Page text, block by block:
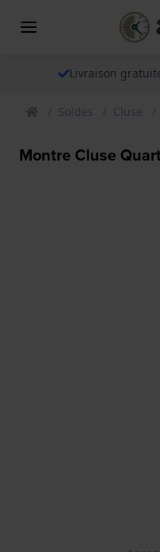
Livraison
Soldes Cluse
Montre Cluse